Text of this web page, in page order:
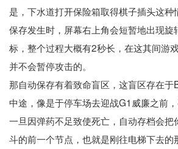
是，下水道打开保险箱取得棋子插头这种
保存发生时，屏幕右上角会短暂地出现旋
标，整个过程大概有2秒长，在这其间游
并不会暂停攻击的。
那自动保存有着致命盲区，这盲区存在
中途，像是于停车场去迎战G1威廉之前
一旦因弹药不足致使死亡，自动存档会
斗的前一个节点，也就是刚往电梯下去的